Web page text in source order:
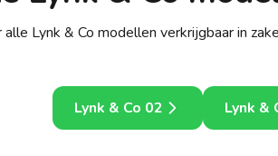
alle Lynk & Co modellen verkrijgbaar in
Lynk & Co 02 Lynk &